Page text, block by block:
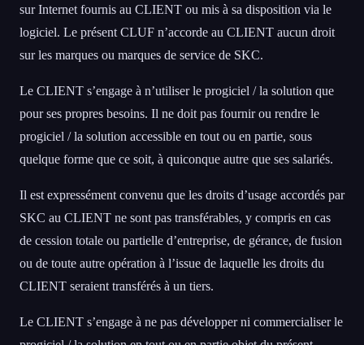
sur Internet fournis au CLIENT ou mis à sa disposition via le
logiciel. Le présent CLUF n’accorde au CLIENT aucun droit
sur les marques ou marques de service de SKC.
Le CLIENT s’engage à n’utiliser le progiciel / la solution que
pour ses propres besoins. Il ne doit pas fournir ou rendre le
progiciel / la solution accessible en tout ou en partie, sous
quelque forme que ce soit, à quiconque autre que ses salariés.
Il est expressément convenu que les droits d’usage accordés par
SKC au CLIENT ne sont pas transférables, y compris en cas
de cession totale ou partielle d’entreprise, de gérance, de fusion
ou de toute autre opération à l’issue de laquelle les droits du
CLIENT seraient transférés à un tiers.
Le CLIENT s’engage à ne pas développer ni commercialiser le